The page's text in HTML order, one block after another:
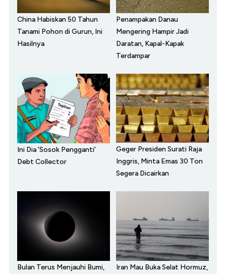
China Habiskan 50 Tahun
Tanami Pohon di Gurun, Ini
Hasilnya
Penampakan Danau
Mengering Hampir Jadi
Daratan, Kapal-Kapak
Terdampar
Ini Dia 'Sosok Pengganti'
Debt Collector
Geger Presiden Surati Raja
Inggris, Minta Emas 30 Ton
Segera Dicairkan
Bulan Terus Menjauhi Bumi,
Iran Mau Buka Selat Hormuz,